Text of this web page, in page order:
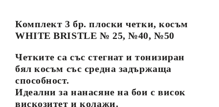
Комплект 3 бр. плоски четки, косъм
WHITE BRISTLE № 25, №40, №50
Четките са със стегнат и тонизиран
бял косъм със средна задържаща
способност.
Идеални за нанасяне на бои с висок
вискозитет и колажи.